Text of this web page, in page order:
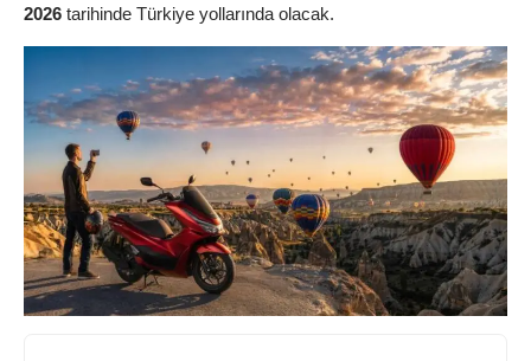
2026 tarihinde Türkiye yollarında olacak.